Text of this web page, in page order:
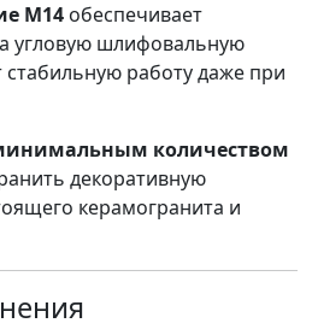
М14 обеспечивает
угловую шлифовальную
работу даже при
количеством
декоративную
керамогранита и